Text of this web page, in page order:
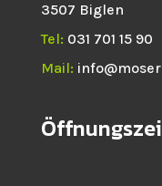
3507 Biglen
Tel: 031 701 15 90
Mail: